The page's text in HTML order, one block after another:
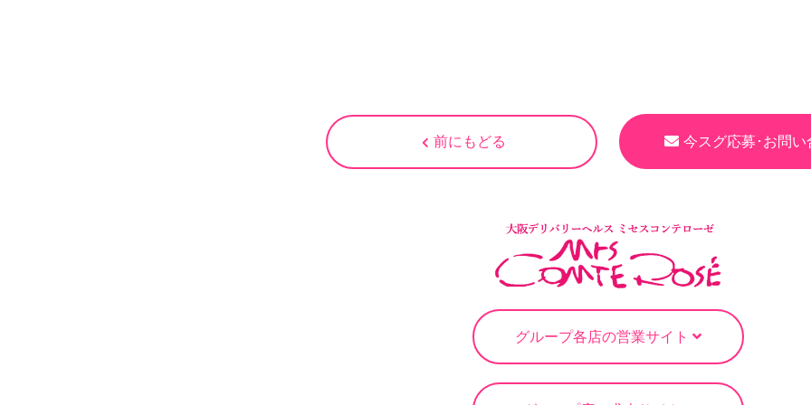
前にもどる 今スグ応募･お問い
グループ各店の営業サイト